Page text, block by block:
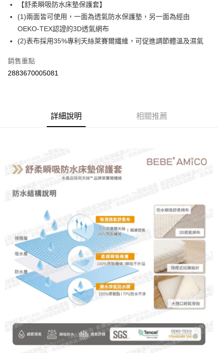
相關說明
【關於「AFTEE先享後付」】
AFTEE先享後付是「在收到商品之後才付款」的支付方式。 讓您購物簡單
１．簡單：不需註冊會員、不需綁卡、不需儲值。
３．安心：先確認商品／服務後，再付款。
３．收到繳費通知簡訊後14天內，點擊此簡訊中的連結，可透過四大超商／
後付繳納相關費用。
※ 交易是否成功請以「AFTEE先享後付 」之結帳頁面顯示為準，若有關於
是否繳費成功／繳費後需取消欲退款等相關疑問，請聯繫「AFTEE先享後付
客戶支援中心」 https://netprotections.freshdesk.com/support/home
【注意事項】
易，需依本服務之必要範圍內提供個人資料，並將交易相關給付款項請求債
權轉讓予恩沛科技股份有限公司。
２．關於個人資料處理事宜，請瀏覽以下網址：
https://aftee.tw/terms/#terms3
３．未成年的使用者請事先徵得法定代理人或監護人之同意方可使用
「AFTEE先享後付」，若未經同意申辦者引起之損失，本公司不負相關責
任。
４．使用「AFTEE先享後付」時，將依據個別帳號之用戶狀況，依本公司即
時審查核予不同之上限額度；若仍有額度不足之情形，本公司將視審查結果
請求用戶進行身份認證。
５．嚴禁一人註冊多個帳號或使用他人資訊註冊。若發現惡意使用之情形，
恩沛科技股份有限公司將有權停止該用戶之使用額度並採取法律行動。
ATM付款
宅配
【舒柔瞬吸防水床墊保護套】
(1)兩面皆可使用，一面為透氣防水保護墊，另一面為經由
OEKO-TEX認證的3D透氣網布
(2)表布採用35%專利天絲萊賽爾纖維，可促進調節體溫及濕氣
銷售重點
2883670005081
詳細說明 相關推薦